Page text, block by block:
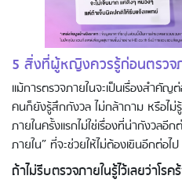
5 สิ่งที่ผู้หญิงควรรู้ก่อนตรวจ
แม้การตรวจภายในจะเป็นเรื่องสำ
คนก็ยังรู้สึกกังวล ไม่กล้าถาม หรือไม่
ภายในครั้งแรกไม่ใช่เรื่องที่น่ากังวล
ภายใน” ที่จะช่วยให้ไม่ต้องเขินอีกต่อไป
ถ้าไม่รีบตรวจภายในรู้ไว้เลยว่าโร